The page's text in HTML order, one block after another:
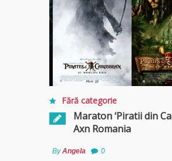
Fără categorie
Maraton ‘Piratii din
Axn Romania
ByAngela 0